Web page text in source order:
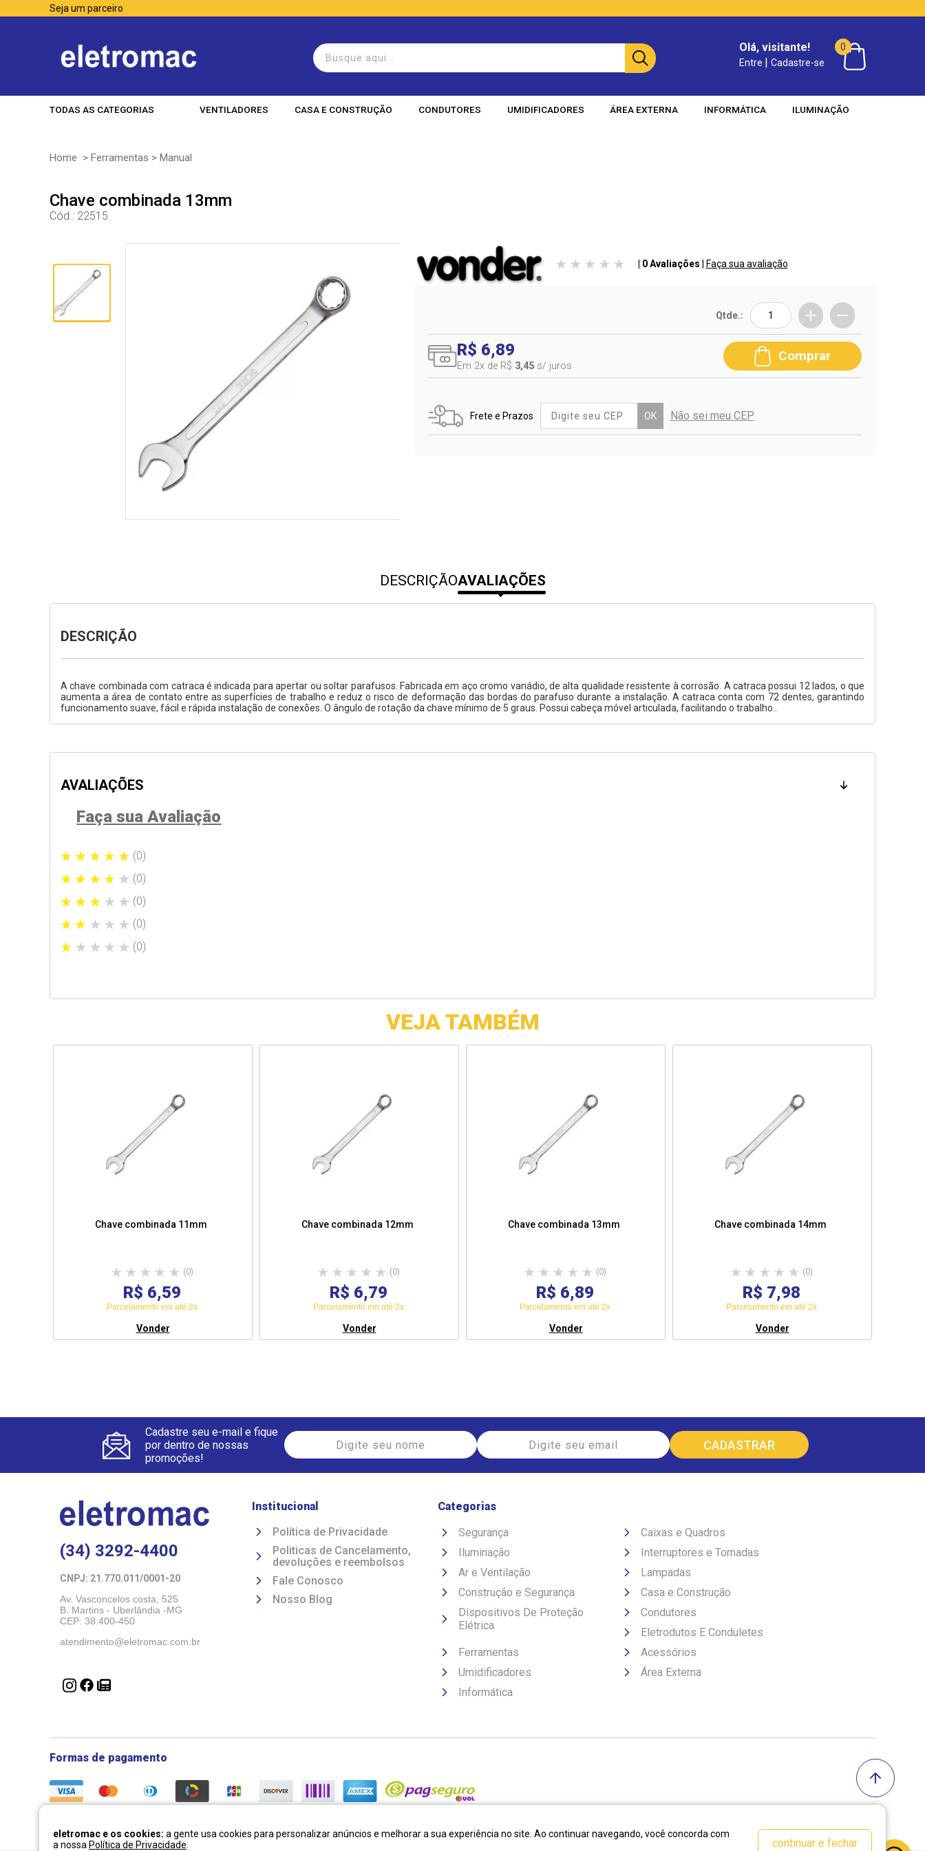
Seja um parceiro
Olá, visitante!
Entre | Cadastre-se
0
TODAS AS CATEGORIAS VENTILADORES CASA E CONSTRUÇÃO CONDUTORES UMIDIFICADORES ÁREA EXTERNA INFORMÁTICA ILUMINAÇÃO
Home > Ferramentas > Manual
Chave combinada 13mm
Cód.: 22515
| 0 Avaliações Faça sua avaliação
Qtde.:
R$ 6,89
Em 2x de R$ 3,45 s/ juros
Comprar
Frete e Prazos OK Não sei meu CEP
DESCRIÇÃOAVALIAÇÕES
DESCRIÇÃO
A chave combinada com catraca é indicada para apertar ou soltar parafusos. Fabricada em aço cromo vanádio, de alta qualidade resistente à corrosão. A catraca possui 12 lados, o que
aumenta a área de contato entre as superfícies de trabalho e reduz o risco de deformação das bordas do parafuso durante a instalação. A catraca conta com 72 dentes, garantindo
funcionamento suave, fácil e rápida instalação de conexões. O ângulo de rotação da chave mínimo de 5 graus. Possui cabeça móvel articulada, facilitando o trabalho..
AVALIAÇÕES
Faça sua Avaliação
(0)
(0)
(0)
(0)
(0)
VEJA TAMBÉM
Chave combinada 11mm
(0)
R$ 6,59
Parcelamento em até 2x
Vonder
Chave combinada 12mm
(0)
R$ 6,79
Parcelamento em até 2x
Vonder
Chave combinada 13mm
(0)
R$ 6,89
Parcelamento em até 2x
Vonder
Chave combinada 14mm
(0)
R$ 7,98
Parcelamento em até 2x
Vonder
Cadastre seu e-mail e fique
por dentro de nossas
promoções!
(34) 3292-4400
CNPJ: 21.770.011/0001-20
Av. Vasconcelos costa, 525
B. Martins - Uberlândia -MG
CEP: 38.400-450
atendimento@eletromac.com.br
Institucional
Política de Privacidade
Politicas de Cancelamento,
devoluções e reembolsos
Fale Conosco
Nosso Blog
Categorias
Segurança
Caixas e Quadros
Iluminação
Interruptores e Tomadas
Ar e Ventilação
Lampadas
Construção e Segurança
Casa e Construção
Dispositivos De Proteção
Elétrica
Condutores
Eletrodutos E Conduletes
Ferramentas
Acessórios
Umidificadores
Área Externa
Informática
Formas de pagamento
eletromac e os cookies: a gente usa cookies para personalizar anúncios e melhorar a sua experiência no site. Ao continuar navegando, você concorda com
a nossa Política de Privacidade continuar e fechar